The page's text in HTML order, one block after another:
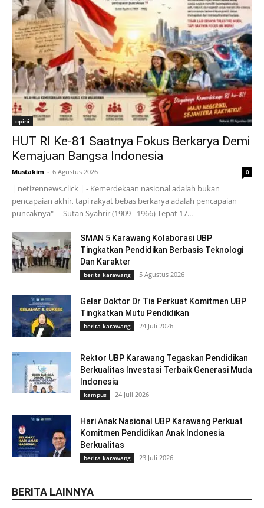
opini
HUT RI Ke-81 Saatnya Fokus Berkarya Demi
Kemajuan Bangsa Indonesia
Mustakim - 6 Agustus 2026 0
| netizennews.click | - Kemerdekaan nasional adalah bukan
pencapaian akhir, tapi rakyat bebas berkarya adalah pencapaian
puncaknya"_ - Sutan Syahrir (1909 - 1966) Tepat 17...
SMAN 5 Karawang Kolaborasi UBP
Tingkatkan Pendidikan Berbasis Teknologi
Dan Karakter
berita karawang 5 Agustus 2026
Gelar Doktor Dr Tia Perkuat Komitmen UBP
Tingkatkan Mutu Pendidikan
berita karawang 24 Juli 2026
Rektor UBP Karawang Tegaskan Pendidikan
Berkualitas Investasi Terbaik Generasi Muda
Indonesia
kampus 24 Juli 2026
Hari Anak Nasional UBP Karawang Perkuat
Komitmen Pendidikan Anak Indonesia
Berkualitas
berita karawang 23 Juli 2026
BERITA LAINNYA